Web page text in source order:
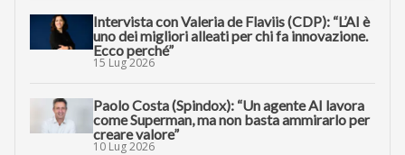
Intervista con Valeria de Flaviis (CDP): “L’AI è
uno dei migliori alleati per chi fa innovazione.
Ecco perché”
15 Lug 2026
Paolo Costa (Spindox): “Un agente AI lavora
come Superman, ma non basta ammirarlo per
creare valore”
10 Lug 2026